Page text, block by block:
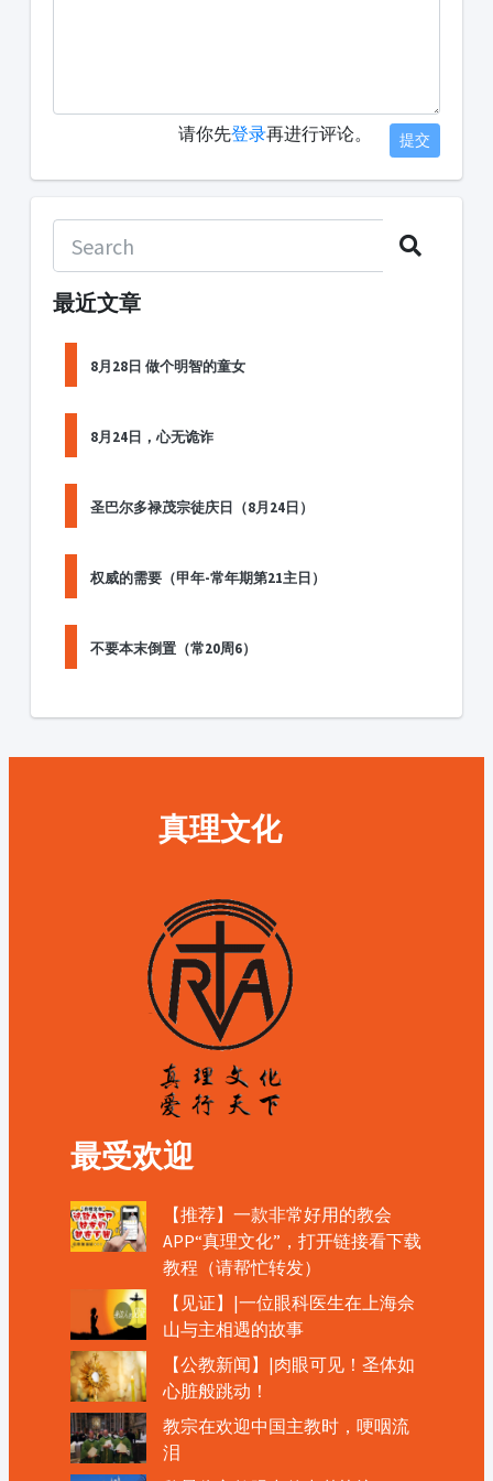
请你先登录再进行评论。 提交
最近文章
8月28日 做个明智的童女
8月24日，心无诡诈
圣巴尔多禄茂宗徒庆日（8月24日）
权威的需要（甲年-常年期第21主日）
不要本末倒置（常20周6）
真理文化
最受欢迎
【推荐】一款非常好用的教会
APP“真理文化”，打开链接看下载
教程（请帮忙转发）
【见证】|一位眼科医生在上海佘
山与主相遇的故事
【公教新闻】|肉眼可见！圣体如
心脏般跳动！
教宗在欢迎中国主教时，哽咽流
泪